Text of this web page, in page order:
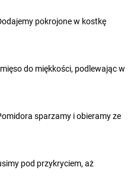
pokrojone w kostkę
do miękkości, podlewając w
sparzamy i obieramy ze
pod przykryciem, aż